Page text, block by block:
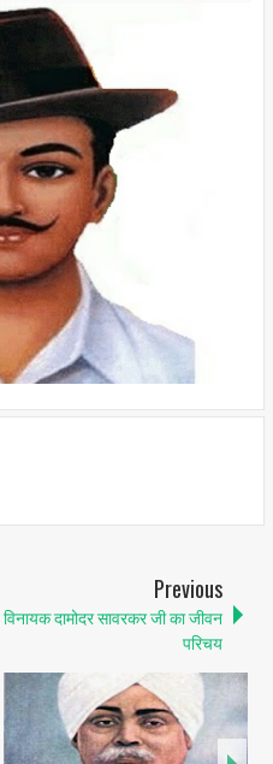
Previous
विनायक दामोदर सावरकर जी का जीवन
परिचय